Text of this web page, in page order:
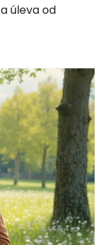
úleva od